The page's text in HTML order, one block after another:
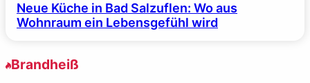
Neue Küche in Bad Salzuflen: Wo aus
Wohnraum ein Lebensgefühl wird
Brandheiß